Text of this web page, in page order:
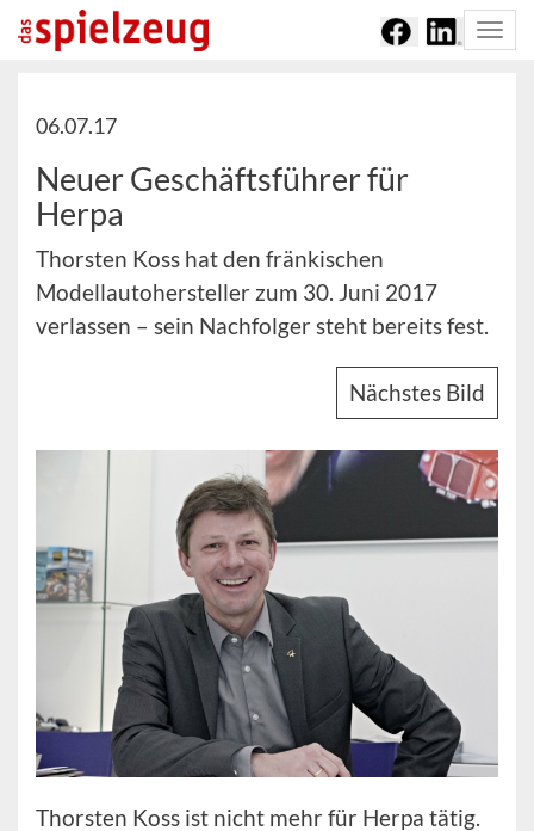
06.07.17
Neuer Geschäftsführer für
Herpa
Thorsten Koss hat den fränkischen
Modellautohersteller zum 30. Juni 2017
verlassen – sein Nachfolger steht bereits fest.
Nächstes Bild
Thorsten Koss ist nicht mehr für Herpa tätig.